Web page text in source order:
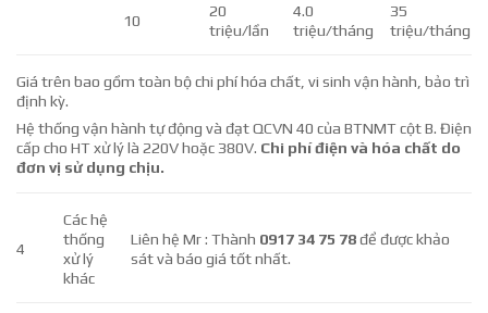
10
20
triệu/lần
4.0
triệu/tháng
35
triệu/tháng
Giá trên bao gồm toàn bộ chi phí hóa chất, vi sinh vận hành, bảo trì
định kỳ.
Hệ thống vận hành tự động và đạt QCVN 40 của BTNMT cột B. Điện
cấp cho HT xử lý là 220V hoặc 380V. Chi phí điện và hóa chất do
đơn vị sử dụng chịu.
4
Các hệ
thống
xử lý
khác
Liên hệ Mr : Thành 0917 34 75 78 để được khảo
sát và báo giá tốt nhất.